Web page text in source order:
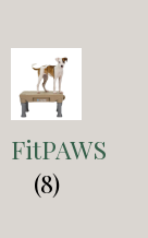
FitPAWS
(8)